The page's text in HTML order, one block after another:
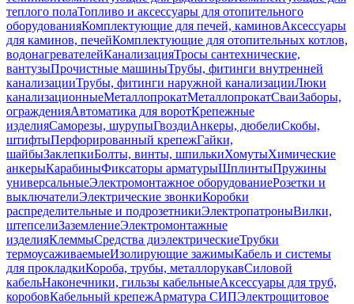
теплого полаТопливо и аксессуары для отопительного
оборудованияКомплектующие для печей, каминовАксессуары
для каминов, печейКомплектующие для отопительных котлов,
водонагревателейКанализацияТросы сантехнические,
вантузыПрочистные машиныТрубы, фитинги внутренней
канализацииТрубы, фитинги наружной канализацииЛюки
канализационныеМеталлопрокатМеталлопрокатСваиЗаборы,
огражденияАвтоматика для воротКрепежные
изделияСаморезы, шурупыГвоздиАнкеры, дюбелиСкобы,
штифтыПерфорированный крепежГайки,
шайбыЗаклепкиБолты, винты, шпилькиХомутыХимические
анкерыКарабиныФиксаторы арматурыШплинтыПружины
универсальныеЭлектромонтажное оборудованиеРозетки и
выключателиЭлектрические звонкиКоробки
распределительные и подрозетникиЭлектропатроныВилки,
штепселиЗаземлениеЭлектромонтажные
изделияКлеммыСредства диэлектрическиеТрубки
термоусаживаемыеИзолирующие зажимыКабель и системы
для прокладкиКороба, трубы, металлорукавСиловой
кабельНаконечники, гильзы кабельныеАксессуары для труб,
коробовКабельный крепежАрматура СИПЭлектрощитовое